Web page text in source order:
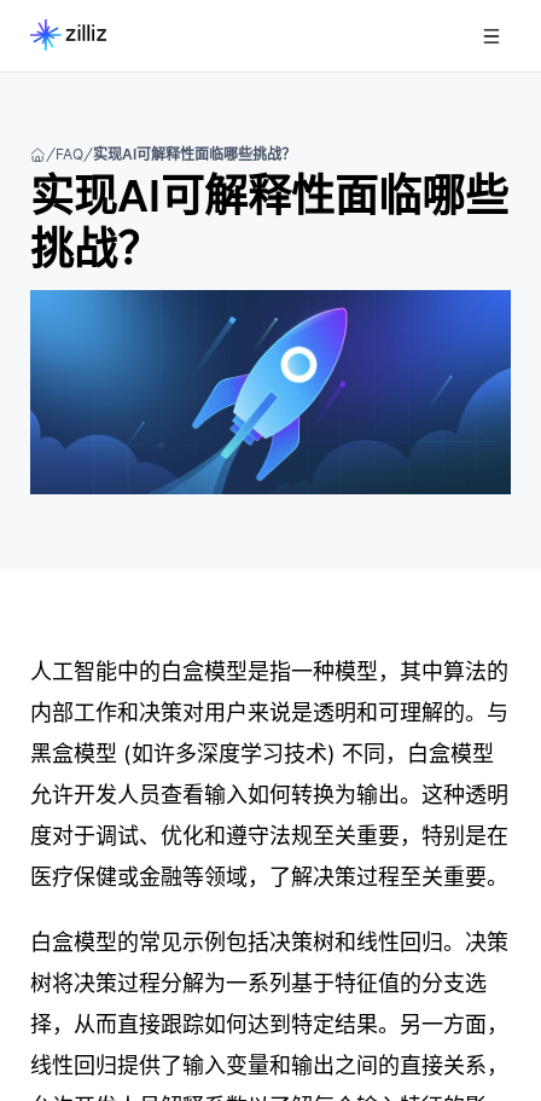
FAQ 实现AI可解释性面临哪些挑战？
实现AI可解释性面临哪些
挑战？
人工智能中的白盒模型是指一种模型，其中算法的
内部工作和决策对用户来说是透明和可理解的。与
黑盒模型 (如许多深度学习技术) 不同，白盒模型
允许开发人员查看输入如何转换为输出。这种透明
度对于调试、优化和遵守法规至关重要，特别是在
医疗保健或金融等领域，了解决策过程至关重要。
白盒模型的常见示例包括决策树和线性回归。决策
树将决策过程分解为一系列基于特征值的分支选
择，从而直接跟踪如何达到特定结果。另一方面，
线性回归提供了输入变量和输出之间的直接关系，